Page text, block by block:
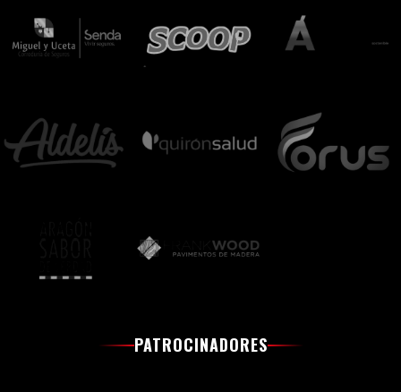
PATROCINADORES